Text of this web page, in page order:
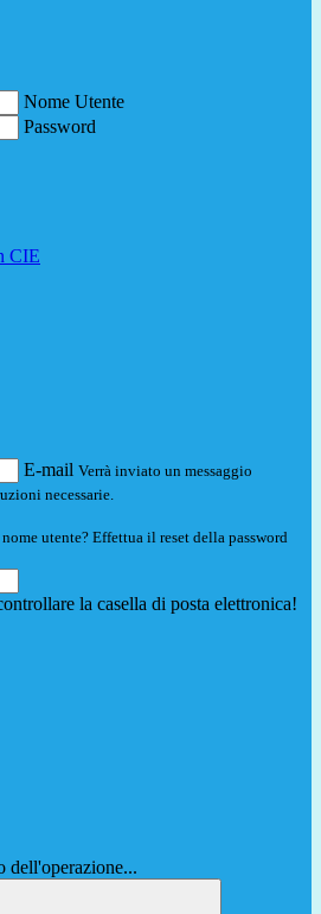
Nome Utente
Password
CIE
E-mail Verrà inviato un messaggio
necessarie.
utente? Effettua il reset della password
la casella di posta elettronica!
dell'operazione...